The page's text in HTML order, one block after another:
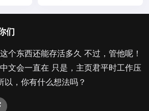
们
个东西还能存活多久 不过，管他呢！
文会一直在 只是，主页君平时工作压
以，你有什么想法吗？